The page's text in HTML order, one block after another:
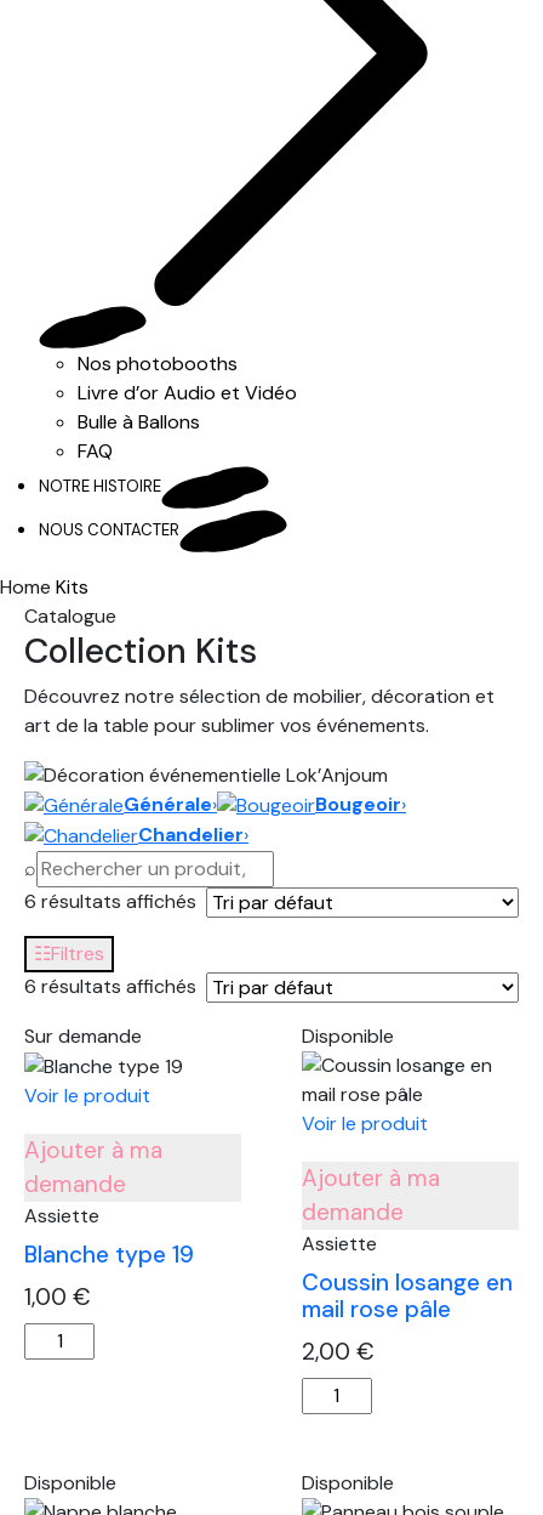
Nos photobooths
Livre d’or Audio et Vidéo
Bulle à Ballons
FAQ
NOTRE HISTOIRE
NOUS CONTACTER
Home Kits
Catalogue
Collection Kits
Découvrez notre sélection de mobilier, décoration et
art de la table pour sublimer vos événements.
Générale› Bougeoir›
Chandelier›
⌕
6 résultats affichés
☷Filtres
6 résultats affichés
Sur demande
Voir le produit
Ajouter à ma
demande
Assiette
Blanche type 19
1,00 €
quantité
de
Disponible
Voir le produit
Ajouter à ma
demande
Assiette
Coussin losange en
mail rose pâle
2,00 €
quantité
de
losange
en
Disponible Disponible